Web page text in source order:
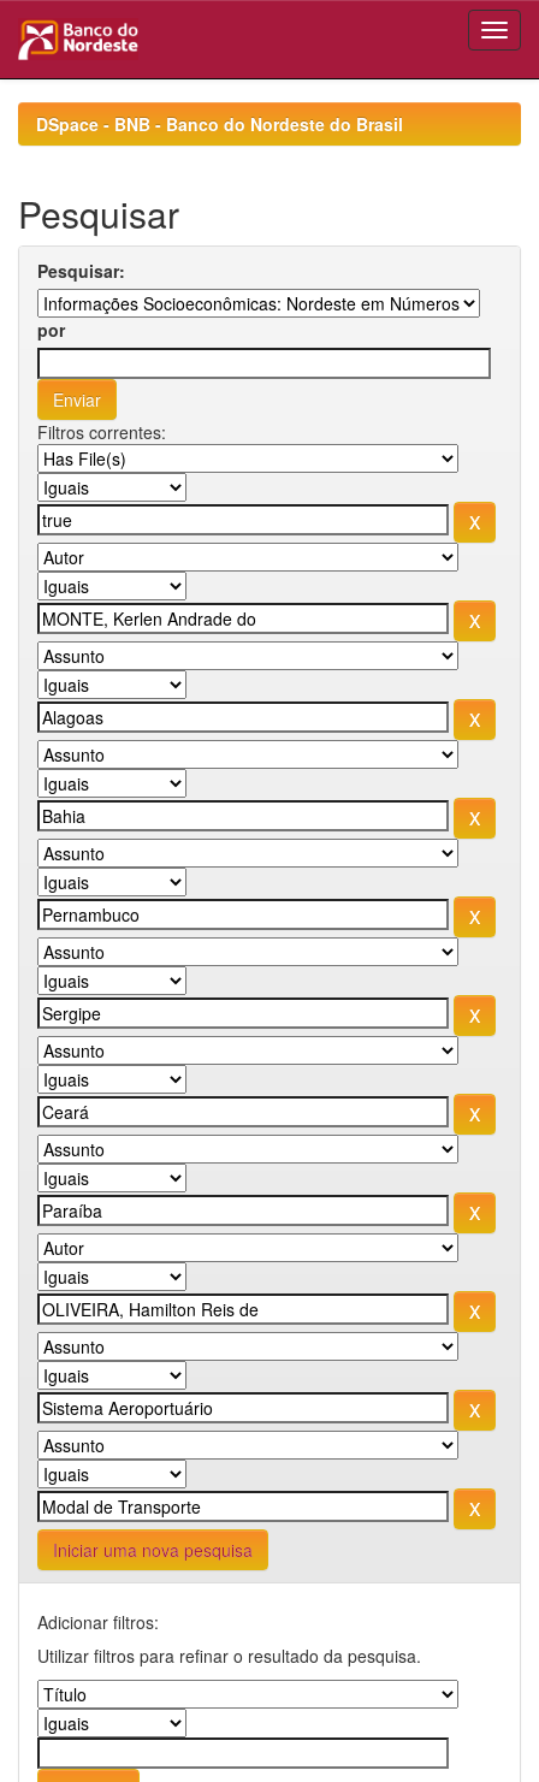
navigationDSpace - BNB - Banco do Nordeste do Brasil
Pesquisar
Pesquisar:
por
Filtros correntes:
Iniciar uma nova pesquisa
Adicionar filtros:
Utilizar filtros para refinar o resultado da pesquisa.